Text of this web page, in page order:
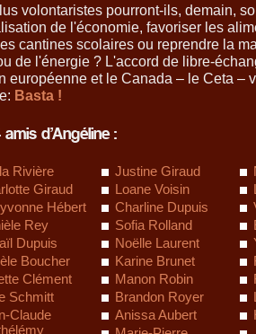
volontaristes pourront-ils, demain,
de l'économie, favoriser les
cantines scolaires ou reprendre la
de l'énergie ? L'accord de libre-
européenne et le Canada – le Ceta –
Basta !
d’Angéline :
Rivière Justine Giraud
Giraud
Loane Voisin
Hébert
Charline Dupuis
Rey
Sofia Rolland
Dupuis
Noëlle Laurent
Boucher
Karine Brunet
Clément
Manon Robin
Schmitt
Brandon Royer
Claude
Anissa Aubert